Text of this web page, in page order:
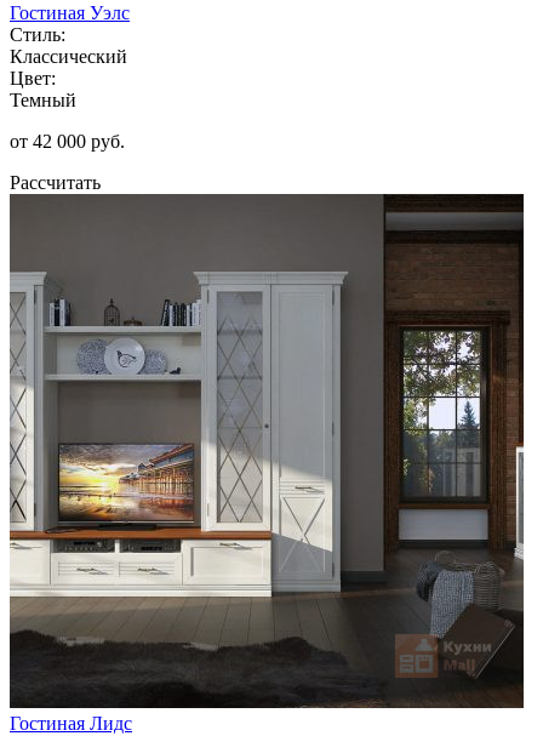
Гостиная Уэлс
Стиль:
Классический
Цвет:
Темный
от 42 000 руб.
Рассчитать
Гостиная Лидс